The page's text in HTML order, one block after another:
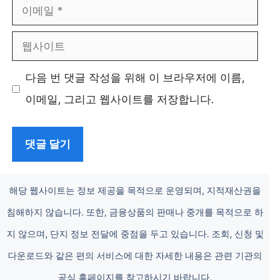
메
사
이
다음 번 댓글 작성을 위해 이 브라우저에 이름,
이메일, 그리고 웹사이트를 저장합니다.
해당 웹사이트는 정보 제공을 목적으로 운영되며, 지적재산권을
침해하지 않습니다. 또한, 금융상품의 판매나 중개를 목적으로 하
지 않으며, 단지 정보 전달에 중점을 두고 있습니다. 조회, 신청 및
다운로드와 같은 편의 서비스에 대한 자세한 내용은 관련 기관의
공식 홈페이지를 참고하시기 바랍니다.